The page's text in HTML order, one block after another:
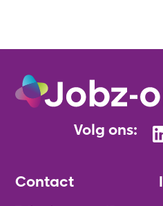
Volg ons:
Contact